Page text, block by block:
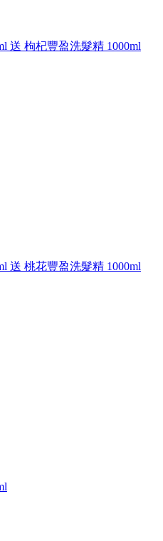
送 枸杞豐盈洗髮精 1000ml
送 桃花豐盈洗髮精 1000ml